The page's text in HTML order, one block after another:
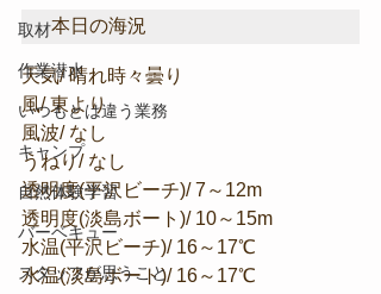
取材
作業潜水
いつもとは違う業務
キャンプ
自然体験学習
バーベキュー
スタッフが思うこと
本日の海況
天気/ 晴れ時々曇り
風/ 東より
風波/ なし
うねり/ なし
透明度(平沢ビーチ)/ 7～12m
透明度(淡島ボート)/ 10～15m
水温(平沢ビーチ)/ 16～17℃
水温(淡島ボート)/ 16～17℃